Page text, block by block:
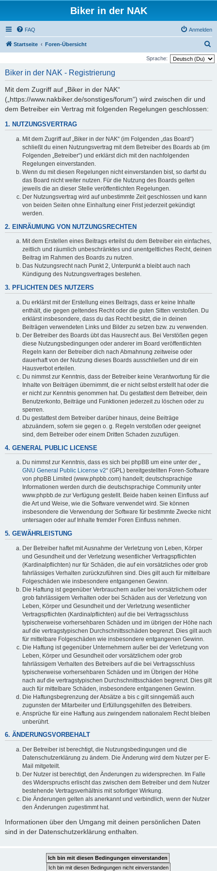
Biker in der NAK
FAQ Anmelden
Startseite Foren-Übersicht
u
Sprache:
Biker in der NAK - Registrierung
Mit dem Zugriff auf „Biker in der NAK“
(„https://www.nakbiker.de/sonstiges/forum“) wird zwischen dir und
dem Betreiber ein Vertrag mit folgenden Regelungen geschlossen:
1. NUTZUNGSVERTRAG
Mit dem Zugriff auf „Biker in der NAK“ (im Folgenden „das Board“)
schließt du einen Nutzungsvertrag mit dem Betreiber des Boards ab (im
Folgenden „Betreiber“) und erklärst dich mit den nachfolgenden
Regelungen einverstanden.
Wenn du mit diesen Regelungen nicht einverstanden bist, so darfst du
das Board nicht weiter nutzen. Für die Nutzung des Boards gelten
jeweils die an dieser Stelle veröffentlichten Regelungen.
Der Nutzungsvertrag wird auf unbestimmte Zeit geschlossen und kann
von beiden Seiten ohne Einhaltung einer Frist jederzeit gekündigt
werden.
2. EINRÄUMUNG VON NUTZUNGSRECHTEN
Mit dem Erstellen eines Beitrags erteilst du dem Betreiber ein einfaches,
zeitlich und räumlich unbeschränktes und unentgeltliches Recht, deinen
Beitrag im Rahmen des Boards zu nutzen.
Das Nutzungsrecht nach Punkt 2, Unterpunkt a bleibt auch nach
Kündigung des Nutzungsvertrages bestehen.
3. PFLICHTEN DES NUTZERS
Du erklärst mit der Erstellung eines Beitrags, dass er keine Inhalte
enthält, die gegen geltendes Recht oder die guten Sitten verstoßen. Du
erklärst insbesondere, dass du das Recht besitzt, die in deinen
Beiträgen verwendeten Links und Bilder zu setzen bzw. zu verwenden.
Der Betreiber des Boards übt das Hausrecht aus. Bei Verstößen gegen
diese Nutzungsbedingungen oder anderer im Board veröffentlichten
Regeln kann der Betreiber dich nach Abmahnung zeitweise oder
dauerhaft von der Nutzung dieses Boards ausschließen und dir ein
Hausverbot erteilen.
Du nimmst zur Kenntnis, dass der Betreiber keine Verantwortung für die
Inhalte von Beiträgen übernimmt, die er nicht selbst erstellt hat oder die
er nicht zur Kenntnis genommen hat. Du gestattest dem Betreiber, dein
Benutzerkonto, Beiträge und Funktionen jederzeit zu löschen oder zu
sperren.
Du gestattest dem Betreiber darüber hinaus, deine Beiträge
abzuändern, sofern sie gegen o. g. Regeln verstoßen oder geeignet
sind, dem Betreiber oder einem Dritten Schaden zuzufügen.
4. GENERAL PUBLIC LICENSE
Du nimmst zur Kenntnis, dass es sich bei phpBB um eine unter der „
GNU General Public License v2“ (GPL) bereitgestellten Foren-Software
von phpBB Limited (www.phpbb.com) handelt; deutschsprachige
Informationen werden durch die deutschsprachige Community unter
www.phpbb.de zur Verfügung gestellt. Beide haben keinen Einfluss auf
die Art und Weise, wie die Software verwendet wird. Sie können
insbesondere die Verwendung der Software für bestimmte Zwecke nicht
untersagen oder auf Inhalte fremder Foren Einfluss nehmen.
5. GEWÄHRLEISTUNG
Der Betreiber haftet mit Ausnahme der Verletzung von Leben, Körper
und Gesundheit und der Verletzung wesentlicher Vertragspflichten
(Kardinalpflichten) nur für Schäden, die auf ein vorsätzliches oder grob
fahrlässiges Verhalten zurückzuführen sind. Dies gilt auch für mittelbare
Folgeschäden wie insbesondere entgangenen Gewinn.
Die Haftung ist gegenüber Verbrauchern außer bei vorsätzlichem oder
grob fahrlässigem Verhalten oder bei Schäden aus der Verletzung von
Leben, Körper und Gesundheit und der Verletzung wesentlicher
Vertragspflichten (Kardinalpflichten) auf die bei Vertragsschluss
typischerweise vorhersehbaren Schäden und im übrigen der Höhe nach
auf die vertragstypischen Durchschnittsschäden begrenzt. Dies gilt auch
für mittelbare Folgeschäden wie insbesondere entgangenen Gewinn.
Die Haftung ist gegenüber Unternehmern außer bei der Verletzung von
Leben, Körper und Gesundheit oder vorsätzlichem oder grob
fahrlässigem Verhalten des Betreibers auf die bei Vertragsschluss
typischerweise vorhersehbaren Schäden und im Übrigen der Höhe
nach auf die vertragstypischen Durchschnittsschäden begrenzt. Dies gilt
auch für mittelbare Schäden, insbesondere entgangenen Gewinn.
Die Haftungsbegrenzung der Absätze a bis c gilt sinngemäß auch
zugunsten der Mitarbeiter und Erfüllungsgehilfen des Betreibers.
Ansprüche für eine Haftung aus zwingendem nationalem Recht bleiben
unberührt.
6. ÄNDERUNGSVORBEHALT
Der Betreiber ist berechtigt, die Nutzungsbedingungen und die
Datenschutzerklärung zu ändern. Die Änderung wird dem Nutzer per E-
Mail mitgeteilt.
Der Nutzer ist berechtigt, den Änderungen zu widersprechen. Im Falle
des Widerspruchs erlischt das zwischen dem Betreiber und dem Nutzer
bestehende Vertragsverhältnis mit sofortiger Wirkung.
Die Änderungen gelten als anerkannt und verbindlich, wenn der Nutzer
den Änderungen zugestimmt hat.
Informationen über den Umgang mit deinen persönlichen Daten
sind in der Datenschutzerklärung enthalten.